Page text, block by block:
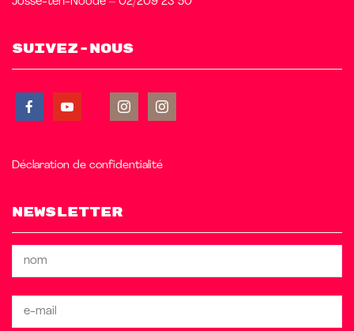
Suivez-nous
Déclaration de confidentialité
Newsletter